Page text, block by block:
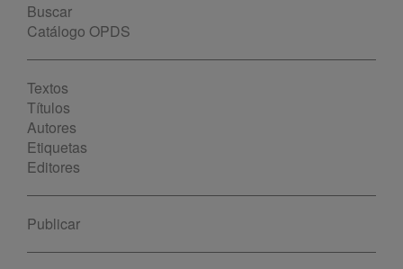
Buscar
Catálogo OPDS
Textos
Títulos
Autores
Etiquetas
Editores
Publicar